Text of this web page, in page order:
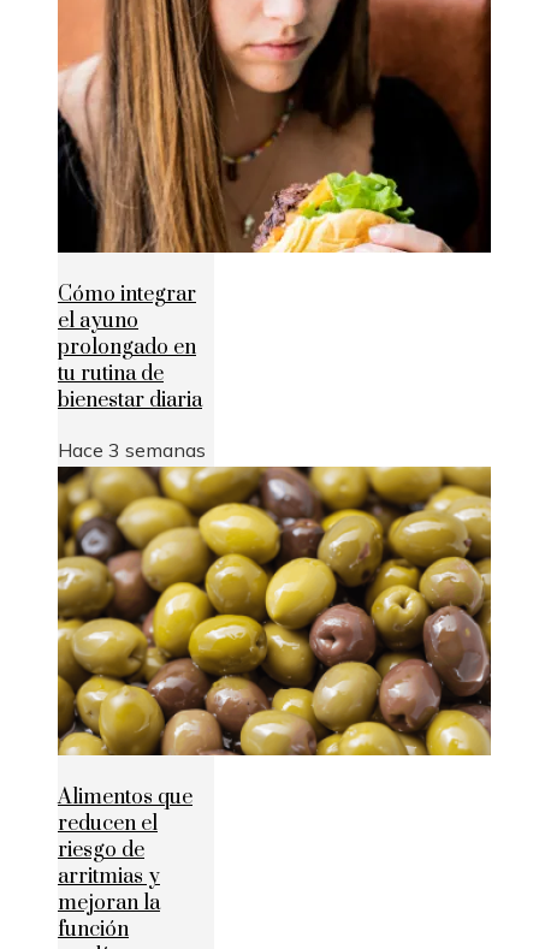
Cómo integrar
el ayuno
prolongado en
tu rutina de
bienestar diaria
Hace 3 semanas
Alimentos que
reducen el
riesgo de
arritmias y
mejoran la
función